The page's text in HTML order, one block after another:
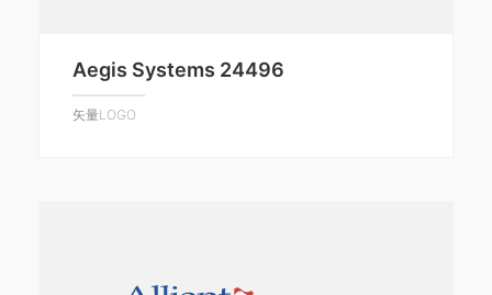
Aegis Systems 24496
矢量LOGO